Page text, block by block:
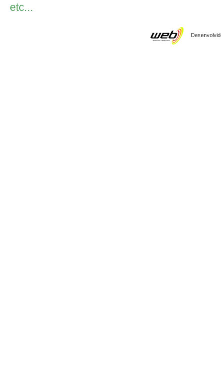
etc...